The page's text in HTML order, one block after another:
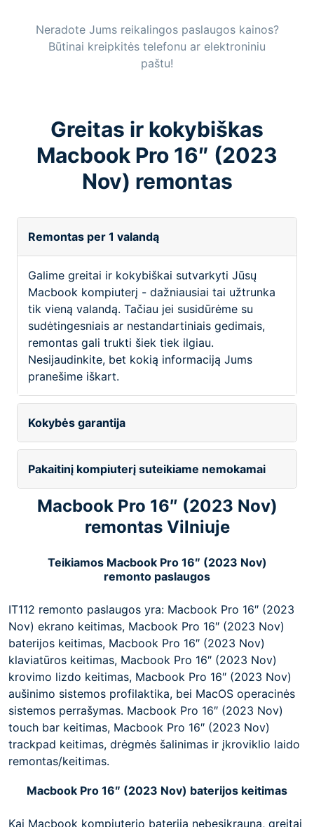
Neradote Jums reikalingos paslaugos kainos?
Būtinai kreipkitės telefonu ar elektroniniu
paštu!
Greitas ir kokybiškas
Macbook Pro 16″ (2023
Nov) remontas
Remontas per 1 valandą
Galime greitai ir kokybiškai sutvarkyti Jūsų
Macbook kompiuterį - dažniausiai tai užtrunka
tik vieną valandą. Tačiau jei susidūrėme su
sudėtingesniais ar nestandartiniais gedimais,
remontas gali trukti šiek tiek ilgiau.
Nesijaudinkite, bet kokią informaciją Jums
pranešime iškart.
Kokybės garantija
Pakaitinį kompiuterį suteikiame nemokamai
Macbook Pro 16″ (2023 Nov)
remontas Vilniuje
Teikiamos Macbook Pro 16″ (2023 Nov)
remonto paslaugos
IT112 remonto paslaugos yra: Macbook Pro 16″ (2023
Nov) ekrano keitimas, Macbook Pro 16″ (2023 Nov)
baterijos keitimas, Macbook Pro 16″ (2023 Nov)
klaviatūros keitimas, Macbook Pro 16″ (2023 Nov)
krovimo lizdo keitimas, Macbook Pro 16″ (2023 Nov)
aušinimo sistemos profilaktika, bei MacOS operacinės
sistemos perrašymas. Macbook Pro 16″ (2023 Nov)
touch bar keitimas, Macbook Pro 16″ (2023 Nov)
trackpad keitimas, drėgmės šalinimas ir įkroviklio laido
remontas/keitimas.
Macbook Pro 16″ (2023 Nov) baterijos keitimas
Kai Macbook kompiuterio baterija nebesikrauna, greitai